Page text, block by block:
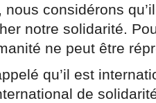
considérons
notre solidarité.
ne peut être
qu’il est
de